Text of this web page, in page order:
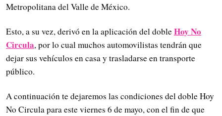
Metropolitana del Valle de México.
Esto, a su vez, derivó en la aplicación del dobleHoy No
Circula, por lo cual muchos automovilistas tendrán que
dejar sus vehículos en casa y trasladarse en transporte
público.
A continuación te dejaremos las condiciones del doble Hoy
No Circula para este viernes 6 de mayo, con el fin de que